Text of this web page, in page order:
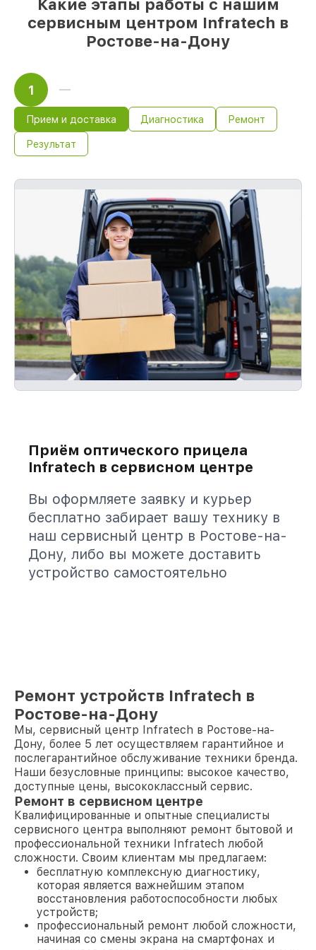
85%работ по восстановлению Infratech
выполняются в течение пары часов, если
мастер начинает работу сразу
Какие этапы работы с нашим
сервисным центром Infratech в
Ростове-на-Дону
1
Прием и доставка Диагностика Ремонт
Результат
Приём оптического прицела
Infratech в сервисном центре
Вы оформляете заявку и курьер
бесплатно забирает вашу технику в
наш сервисный центр в Ростове-на-
Дону, либо вы можете доставить
устройство самостоятельно
Ремонт устройств Infratech в
Ростове-на-Дону
Мы, сервисный центр Infratech в Ростове-на-
Дону, более 5 лет осуществляем гарантийное и
послегарантийное обслуживание техники бренда.
Наши безусловные принципы: высокое качество,
доступные цены, высококлассный сервис.
Ремонт в сервисном центре
Квалифицированные и опытные специалисты
сервисного центра выполняют ремонт бытовой и
профессиональной техники Infratech любой
сложности. Своим клиентам мы предлагаем:
бесплатную комплексную диагностику,
которая является важнейшим этапом
восстановления работоспособности любых
устройств;
профессиональный ремонт любой сложности,
начиная со смены экрана на смартфонах и